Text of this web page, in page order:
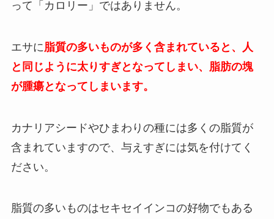
って「カロリー」ではありません。
エサに 脂質の多いものが多く含まれていると、人
と同じように太りすぎとなってしまい、
脂肪の塊
が腫瘍となってしまいます。
カナリアシードやひまわりの種には多くの脂質が
含まれていますので、与えすぎには気を付けてく
ださい。
脂質の多いものはセキセイインコの好物でもある